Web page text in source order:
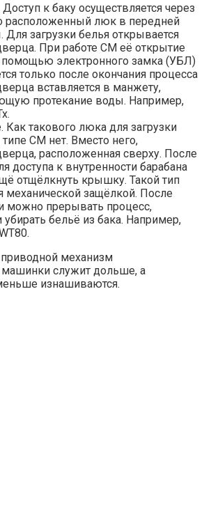
к баку осуществляется через
расположенный люк в передней
загрузки белья открывается
При работе СМ её открытие
помощью электронного замка (УБЛ)
только после окончания процесса
вставляется в манжету,
протекание воды. Например,
Как такового люка для загрузки
СМ нет. Вместо него,
расположенная сверху. После
доступа к внутренности барабана
отщёлкнуть крышку. Такой тип
механической защёлкой. После
можно прерывать процесс,
убирать бельё из бака. Например,
приводной механизм
машинки служит дольше, а
изнашиваются.